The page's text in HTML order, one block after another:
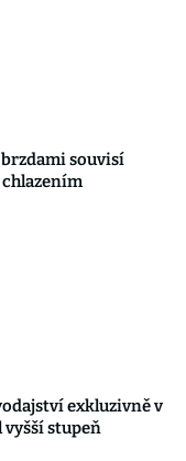
souvisí
chlazením
exkluzivně v
vyšší stupeň